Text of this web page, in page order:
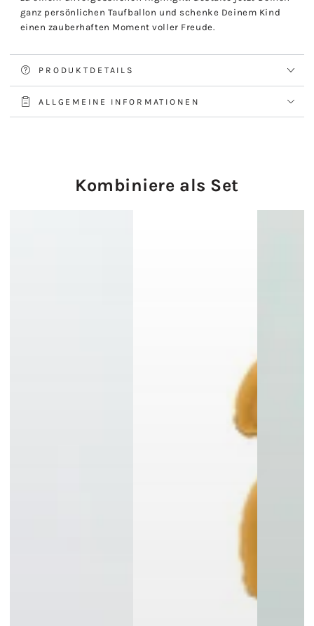
ganz persönlichen Taufballon und schenke Deinem Kind
einen zauberhaften Moment voller Freude.
PRODUKTDETAILS
ALLGEMEINE INFORMATIONEN
Kombiniere als Set